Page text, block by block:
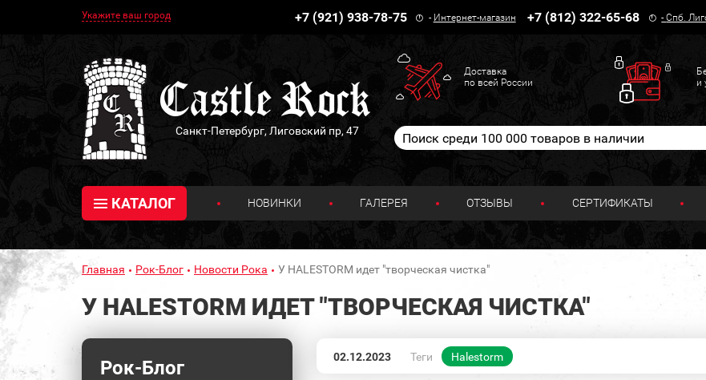
Укажите ваш город +7 (921) 938-78-75 - Интернет-магазин +7 (812) 322-65-68 -Спб.
Санкт-Петербург, Лиговский пр, 47
Доставка
по всей России
и
КАТАЛОГ НОВИНКИ ГАЛЕРЕЯ ОТЗЫВЫ СЕРТИФИКАТЫ
Главная Рок-Блог Новости Рока У HALESTORM идет "творческая чистка"
У HALESTORM ИДЕТ "ТВОРЧЕСКАЯ ЧИСТКА"
Рок-Блог 02.12.2023 Теги Halestorm